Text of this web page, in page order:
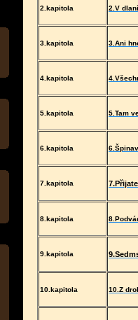
2.kapitola 2.V
3.kapitola 3.Ani
4.kapitola
5.kapitola 5.Tam
6.kapitola
7.kapitola
8.kapitola
9.kapitola
10.kapitola 10.Z